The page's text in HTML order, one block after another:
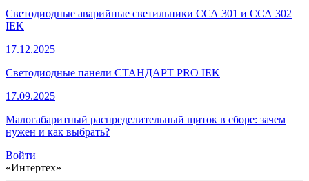
Светодиодные аварийные светильники ССА 301 и ССА 302
IEK
17.12.2025
Светодиодные панели СТАНДАРТ PRO IEK
17.09.2025
Малогабаритный распределительный щиток в сборе: зачем
нужен и как выбрать?
Войти
«Интертех»